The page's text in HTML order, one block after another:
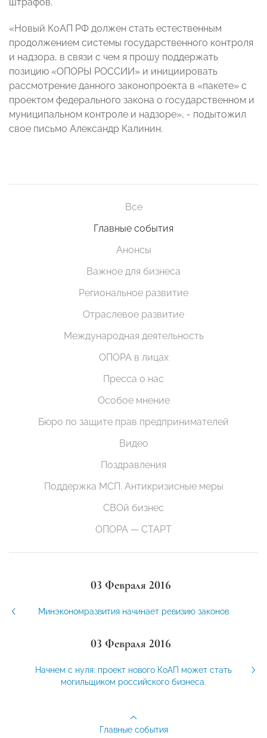
«Новый КоАП РФ должен стать естественным
продолжением системы государственного контроля
и надзора, в связи с чем я прошу поддержать
позицию «ОПОРЫ РОССИИ» и инициировать
рассмотрение данного законопроекта в «пакете» с
проектом федерального закона о государственном и
муниципальном контроле и надзоре», - подытожил
свое письмо Александр Калинин.
Все
Главные события
Анонсы
Важное для бизнеса
Региональное развитие
Отраслевое развитие
Международная деятельность
ОПОРА в лицах
Пресса о нас
Особое мнение
Бюро по защите прав предпринимателей
Видео
Поздравления
Поддержка МСП. Антикризисные меры
СВОй бизнес
ОПОРА — СТАРТ
03 Февраля 2016
Минэкономразвития начинает ревизию законов
03 Февраля 2016
Начнем с нуля: проект нового КоАП может стать
могильщиком российского бизнеса.
Главные события